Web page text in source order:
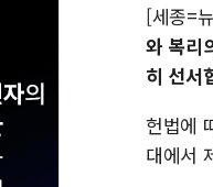
[세종=
와 복리
히 선서
헌법에
대에서